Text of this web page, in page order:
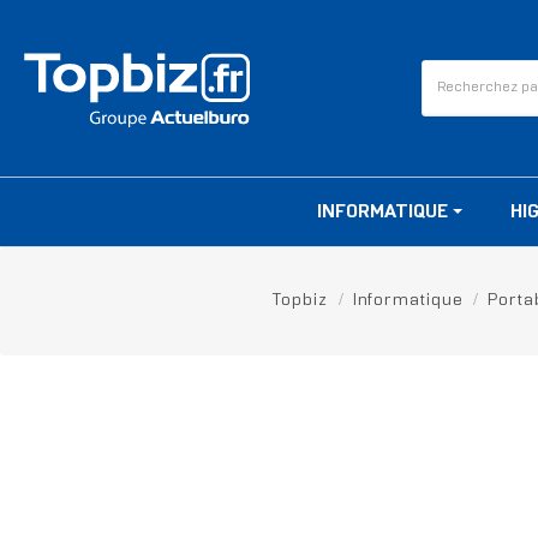
INFORMATIQUE
Topbiz Informatique